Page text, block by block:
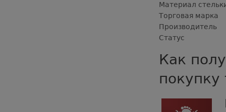
Материал
Торговая марка
Производитель
Статус
Как
покупку